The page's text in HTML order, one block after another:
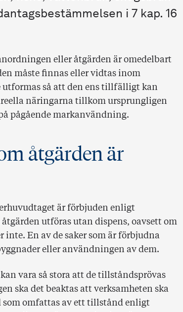
i 7 kap. 16
eller åtgärden är omedelbart
måste finnas eller vidtas inom
utformas så att den ens tillfälligt kan
näringarna tillkom ursprungligen
pågående markanvändning.
åtgärden är
är förbjuden enligt
utföras utan dispens, oavsett om
En av de saker som är förbjudna
eller användningen av dem.
vara så stora att de tillståndsprövas
ska det beaktas att verksamheten ska
som omfattas av ett tillstånd enligt